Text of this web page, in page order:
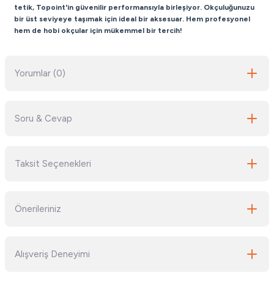
tetik, Topoint'in güvenilir performansıyla birleşiyor. Okçuluğunuzu
bir üst seviyeye taşımak için ideal bir aksesuar. Hem profesyonel
hem de hobi okçular için mükemmel bir tercih!
Yorumlar (0)
Soru & Cevap
Taksit Seçenekleri
Önerileriniz
yetersiz gördüğünüz noktaları öneri formunu kullanarak tarafımıza
Alışveriş Deneyimi